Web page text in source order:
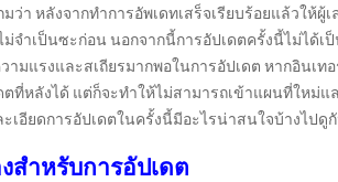
มว่า หลังจากทำการอัพเดทเสร็จเรียบร้อยแล้วให้
จำเป็นซะก่อน นอกจากนี้การอัปเดตครั้งนี้ไม่ได้เ
ามแรงและสเถียรมากพอในการอัปเดต หากอินเท
ตที่หลังได้ แต่ก็จะทำให้ไม่สามารถเข้าแผนที่ใหม่
เอียดการอัปเดตในครั้งนี้มีอะไรน่าสนใจบ้างไปดู
สำหรับการอัปเดต